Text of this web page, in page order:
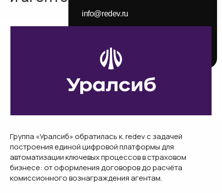
info@redev.ru
[TG]
Отправляя форму, вы соглашаетесь сполитикой
Группа «Уралсиб» обратилась к. redev с задачей
построения единой цифровой платформы для
автоматизации ключевых процессов в страховом
бизнесе: от оформления договоров до расчёта
комиссионного вознаграждения агентам.